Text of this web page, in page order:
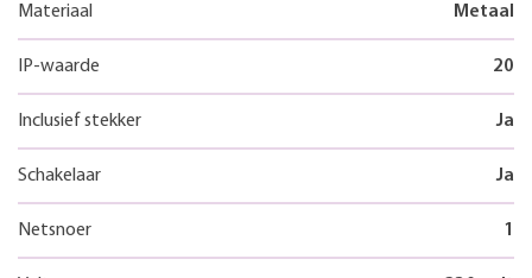
Materiaal Metaal
IP-waarde 20
Inclusief stekker Ja
Schakelaar Ja
Netsnoer 1